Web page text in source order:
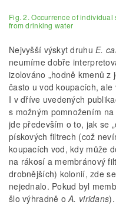
Fig. 2. Occurrence of
from drinking water
Nejvyšší výskyt druhuE.
neumíme dobře
izolováno „hodně kmenů z
často u vod koupacích,
I v dříve uvedených
s možným pomnožením
jde především o to, jak se
pískových filtrech (což
koupacích vod, kdy může
na rákosí a membránový
drobnějších) kolonií, zde
nejednalo. Pokud byl
šlo výhradně oA. viridans).